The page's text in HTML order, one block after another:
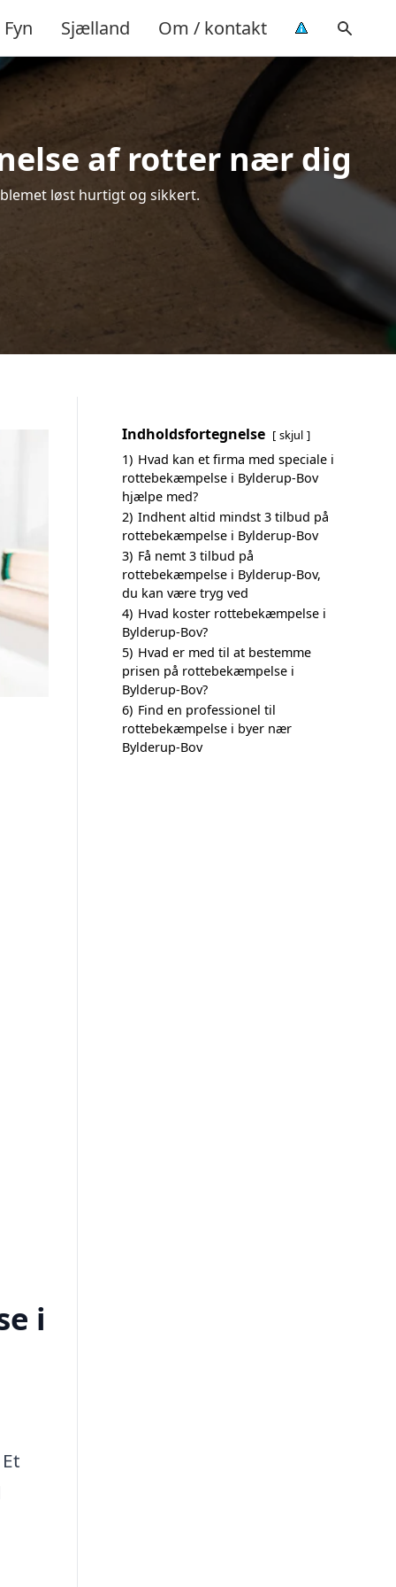
Fyn Sjælland Om / kontakt
af rotter nær dig
løst hurtigt og sikkert.
i
Indholdsfortegnelse skjul
1) Hvad kan et firma med speciale i
rottebekæmpelse i Bylderup-Bov
hjælpe med?
2) Indhent altid mindst 3 tilbud på
rottebekæmpelse i Bylderup-Bov
3) Få nemt 3 tilbud på
rottebekæmpelse i Bylderup-Bov,
du kan være tryg ved
4) Hvad koster rottebekæmpelse i
Bylderup-Bov?
5) Hvad er med til at bestemme
prisen på rottebekæmpelse i
Bylderup-Bov?
6) Find en professionel til
rottebekæmpelse i byer nær
Bylderup-Bov